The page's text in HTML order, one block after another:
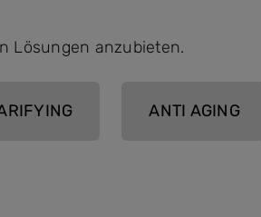
Lösungen anzubieten.
ANTI AGING